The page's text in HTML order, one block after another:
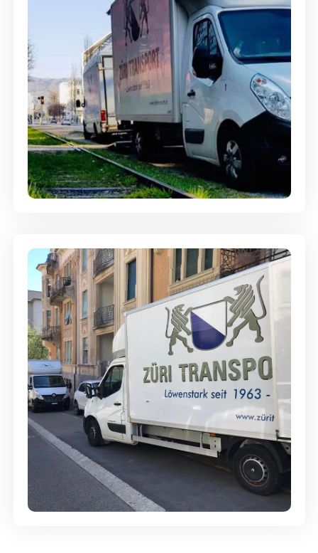
Ein- und Auspackservice
Günstige Umzüge - Hervorragender
Service